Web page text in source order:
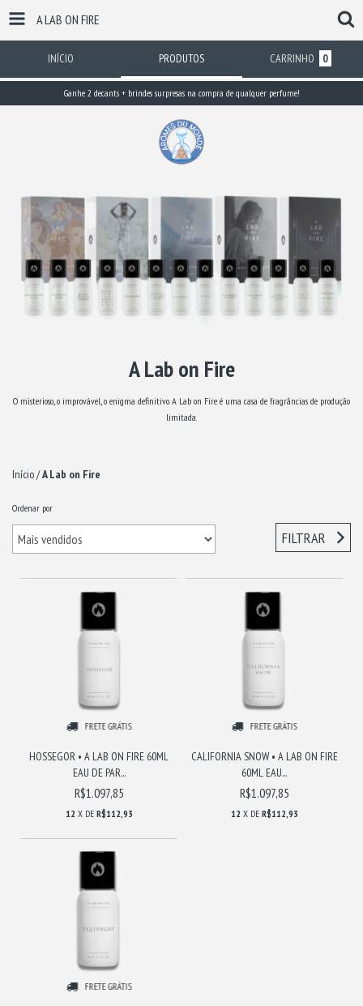
A LAB ON FIRE
INÍCIO PRODUTOS CARRINHO 0
Ganhe 2 decants + brindes surpresas na compra de qualquer perfume!
A Lab on Fire
O misterioso, o improvável, o enigma definitivo. A Lab on Fire é uma casa de fragrâncias de produção
limitada.
Início/A Lab on Fire
Ordenar por
FILTRAR
FRETE GRÁTIS
HOSSEGOR • A LAB ON FIRE 60ML
EAU DE PAR...
R$1.097,85
12 X DE R$112,93
FRETE GRÁTIS
CALIFORNIA SNOW • A LAB ON FIRE
60ML EAU...
R$1.097,85
12 X DE R$112,93
FRETE GRÁTIS